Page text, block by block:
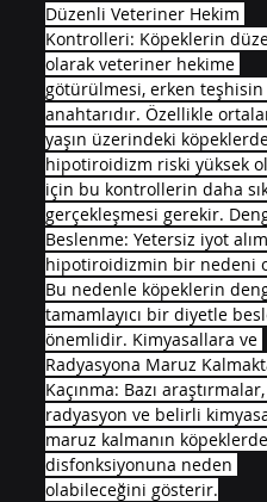
Düzenli Veteriner Hekim
Kontrolleri: Köpeklerin
olarak veteriner hekime
götürülmesi, erken teşhisin
anahtarıdır. Özellikle
yaşın üzerindeki
hipotiroidizm riski yüksek
için bu kontrollerin daha
gerçekleşmesi gerekir.
Beslenme: Yetersiz iyot
hipotiroidizmin bir nedeni
Bu nedenle köpeklerin
tamamlayıcı bir diyetle
önemlidir. Kimyasallara ve
Radyasyona Maruz
Kaçınma: Bazı araştırmalar,
radyasyon ve belirli
maruz kalmanın
disfonksiyonuna neden
olabileceğini gösterir.